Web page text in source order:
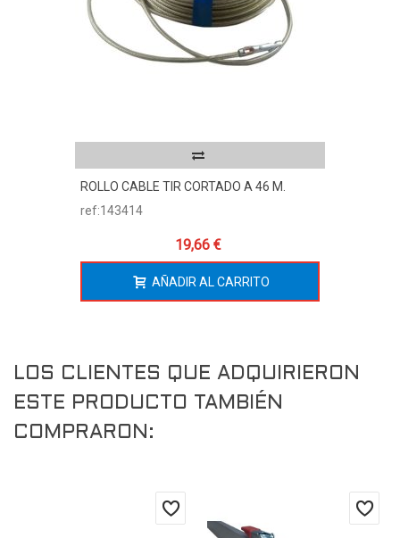
ROLLO CABLE TIR CORTADO A 46 M.
ref:143414
19,66 €
AÑADIR AL CARRITO
LOS CLIENTES QUE ADQUIRIERON
ESTE PRODUCTO TAMBIÉN
COMPRARON: